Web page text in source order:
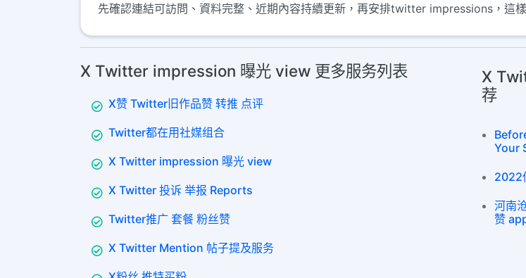
先確認連結可訪問、資料完整、近期內容持續更新，再安排twitter impressions，這
X Twitter impression 曝光 view 更多服务列表
X赞 Twitter旧作品赞 转推 点评
Twitter都在用社媒组合
X Twitter impression 曝光 view
X Twitter 投诉 举报 Reports
Twitter推广 套餐 粉丝赞
X Twitter Mention 帖子提及服务
X
荐
Your
2022
河南
赞